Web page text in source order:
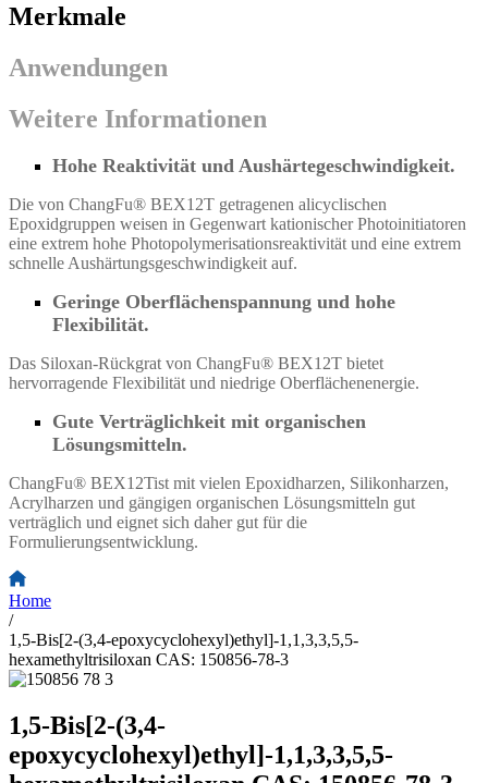
Merkmale
Anwendungen
Weitere Informationen
Hohe Reaktivität und Aushärtegeschwindigkeit.
Die von ChangFu® BEX12T getragenen alicyclischen
Epoxidgruppen weisen in Gegenwart kationischer Photoinitiatoren
eine extrem hohe Photopolymerisationsreaktivität und eine extrem
schnelle Aushärtungsgeschwindigkeit auf.
Geringe Oberflächenspannung und hohe
Flexibilität.
Das Siloxan-Rückgrat von ChangFu® BEX12T bietet
hervorragende Flexibilität und niedrige Oberflächenenergie.
Gute Verträglichkeit mit organischen
Lösungsmitteln.
ChangFu® BEX12Tist mit vielen Epoxidharzen, Silikonharzen,
Acrylharzen und gängigen organischen Lösungsmitteln gut
verträglich und eignet sich daher gut für die
Formulierungsentwicklung.
Home
/
1,5-Bis[2-(3,4-epoxycyclohexyl)ethyl]-1,1,3,3,5,5-
hexamethyltrisiloxan CAS: 150856-78-3
1,5-Bis[2-(3,4-
epoxycyclohexyl)ethyl]-1,1,3,3,5,5-